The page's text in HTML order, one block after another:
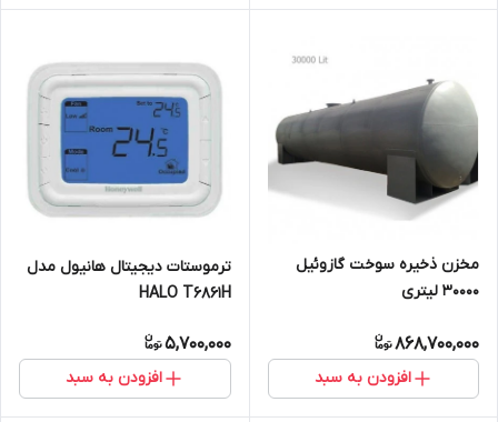
مخزن ذخیره سوخت گازوئیل
30000 لیتری
868,700,000
افزودن به سبد
ترموستات دیجیتال هانیول مدل
HALO T6861H
5,700,000
افزودن به سبد